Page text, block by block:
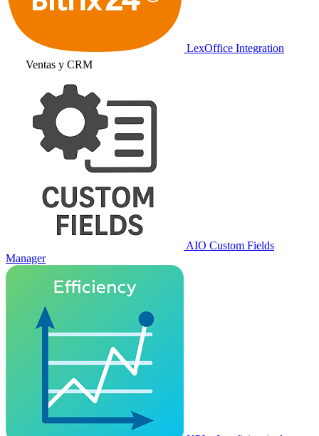
LexOffice Integration
Ventas y CRM
AIO Custom Fields
Manager